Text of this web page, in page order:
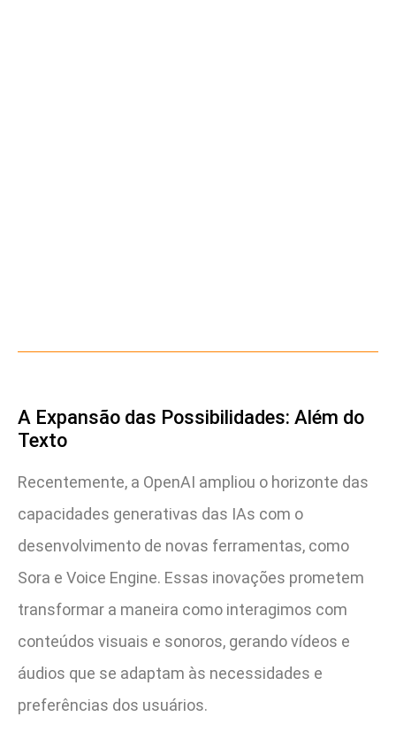
A Expansão das Possibilidades: Além do
Texto
Recentemente, a OpenAI ampliou o horizonte das
capacidades generativas das IAs com o
desenvolvimento de novas ferramentas, como
Sora e Voice Engine. Essas inovações prometem
transformar a maneira como interagimos com
conteúdos visuais e sonoros, gerando vídeos e
áudios que se adaptam às necessidades e
preferências dos usuários.